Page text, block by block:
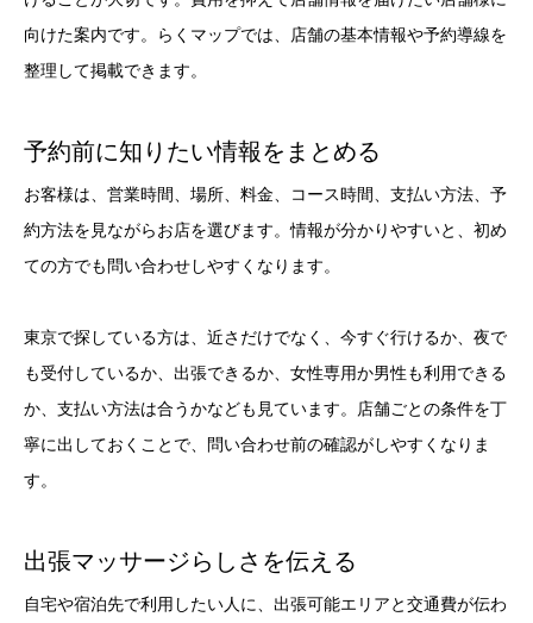
向けた案内です。らくマップでは、店舗の基本情報や予約導線を
整理して掲載できます。
予約前に知りたい情報をまとめる
お客様は、営業時間、場所、料金、コース時間、支払い方法、予
約方法を見ながらお店を選びます。情報が分かりやすいと、初め
ての方でも問い合わせしやすくなります。
東京で探している方は、近さだけでなく、今すぐ行けるか、夜で
も受付しているか、出張できるか、女性専用か男性も利用できる
か、支払い方法は合うかなども見ています。店舗ごとの条件を丁
寧に出しておくことで、問い合わせ前の確認がしやすくなりま
す。
出張マッサージらしさを伝える
自宅や宿泊先で利用したい人に、出張可能エリアと交通費が伝わ